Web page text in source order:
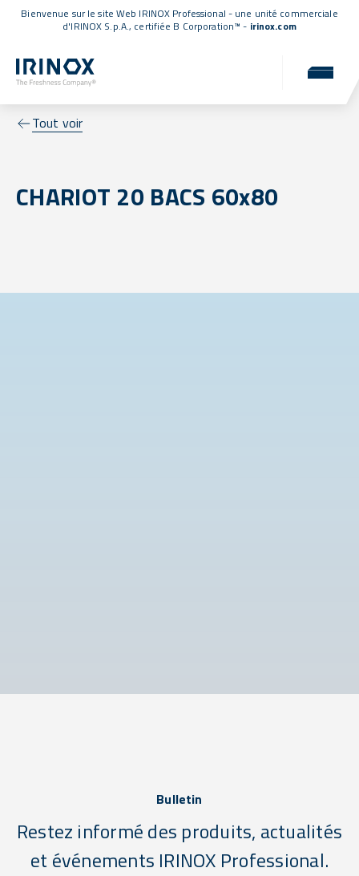
Bienvenue sur le site Web IRINOX Professional - une unité commerciale
d'IRINOX S.p.A., certifiée B Corporation™ - irinox.com
Tout voir
CHARIOT 20 BACS 60x80
Bulletin
Restez informé des produits, actualités
et événements IRINOX Professional.